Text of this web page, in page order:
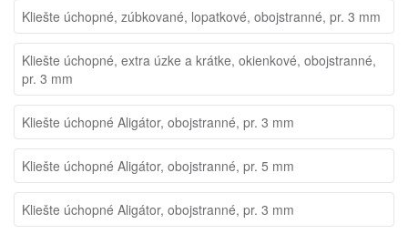
Kliešte úchopné, zúbkované, lopatkové, obojstranné, pr. 3 mm
Kliešte úchopné, extra úzke a krátke, okienkové, obojstranné,
pr. 3 mm
Kliešte úchopné Aligátor, obojstranné, pr. 3 mm
Kliešte úchopné Aligátor, obojstranné, pr. 5 mm
Kliešte úchopné Aligátor, obojstranné, pr. 3 mm